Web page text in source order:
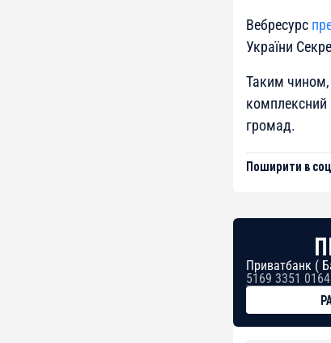
Вебресурс
України
Таким чином,
комплексний
громад.
Поширити в
Приватбанк (
5169 3351